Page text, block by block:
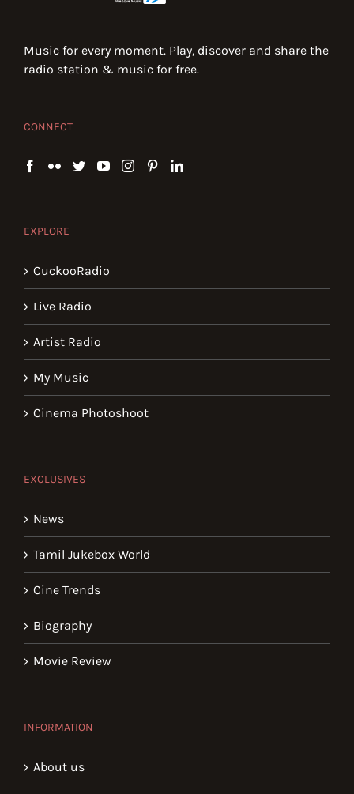
Music for every moment. Play, discover and share the
radio station & music for free.
CONNECT
EXPLORE
CuckooRadio
Live Radio
Artist Radio
My Music
Cinema Photoshoot
EXCLUSIVES
News
Tamil Jukebox World
Cine Trends
Biography
Movie Review
INFORMATION
About us